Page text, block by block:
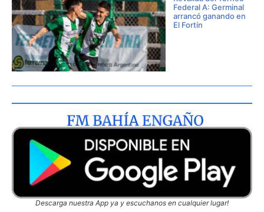
Federal A: Germinal
arrancó ganando en
El Fortín
Descarga nuestra App ya y escuchanos en cualquier lugar!